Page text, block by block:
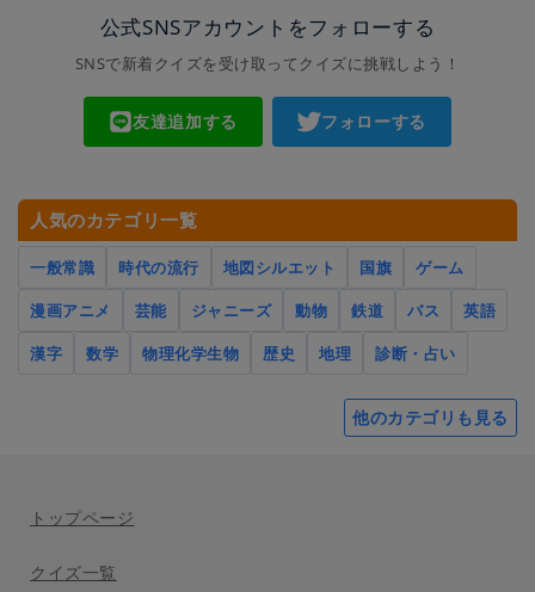
公式SNSアカウントをフォローする
SNSで新着クイズを受け取ってクイズに挑戦しよう！
友達追加する フォローする
人気のカテゴリ一覧
一般常識 時代の流行 地図シルエット 国旗
ゲーム
漫画アニメ
芸能 ジャニーズ 動物 鉄道 バス
英語
漢字
数学 物理化学生物 歴史 地理 診断・占い
他のカテゴリも見る
トップページ
クイズ一覧